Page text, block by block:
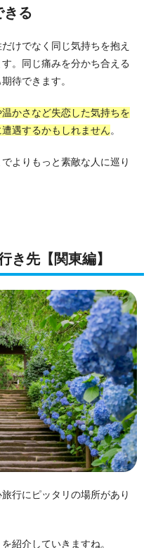
きる
けでなく同じ気持ちを抱え
。 同じ痛みを分かち合える
待できます。
温かさなど失恋した気持ちを
遇するかもしれません。
よりもっと素敵な人に巡り
き先【関東編】
行にピッタリの場所があり
紹介していきますね。